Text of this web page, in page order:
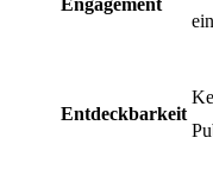
Entdeckbarkeit